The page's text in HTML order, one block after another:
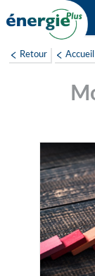
au
Retour Accueil